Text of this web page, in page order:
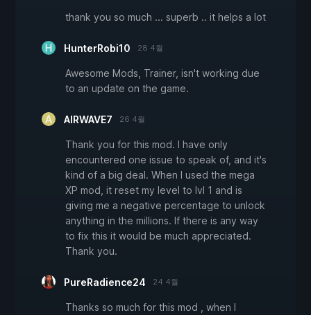
thank you so much ... superb .. it helps a lot
HunterRobi10 28 4월
Awesome Mods, Trainer, isn't working due
to an update on the game.
AIRWAVE7 26 4월
Thank you for this mod. I have only
encountered one issue to speak of, and it's
kind of a big deal. When I used the mega
XP mod, it reset my level to lvl 1 and is
giving me a negative percentage to unlock
anything in the millions. If there is any way
to fix this it would be much appreciated.
Thank you.
PureRadience24 24 4월
Thanks so much for this mod , when I